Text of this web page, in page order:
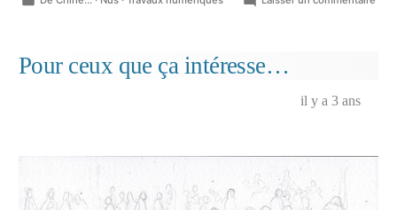
Pour ceux que ça intéresse…
il y a 3 ans